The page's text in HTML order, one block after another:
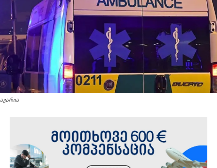
ავარია